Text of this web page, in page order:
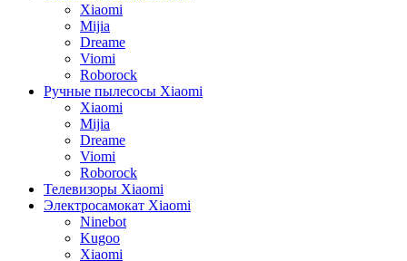
Xiaomi
Mijia
Dreame
Viomi
Roborock
Ручные пылесосы Xiaomi
Xiaomi
Mijia
Dreame
Viomi
Roborock
Телевизоры Xiaomi
Электросамокат Xiaomi
Ninebot
Kugoo
Xiaomi